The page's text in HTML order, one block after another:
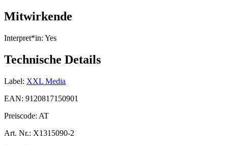
Mitwirkende
Interpret*in: Yes
Technische Details
Label: XXL Media
EAN: 9120817150901
Preiscode: AT
Art. Nr.: X1315090-2